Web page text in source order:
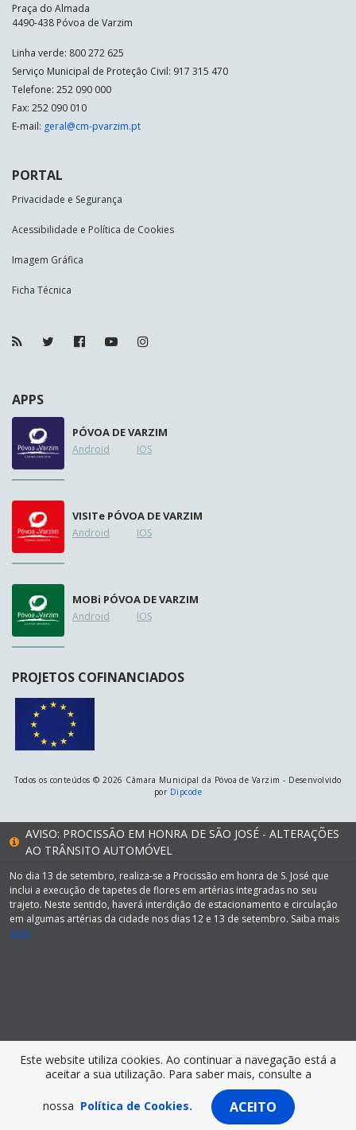
Praça do Almada
4490-438 Póvoa de Varzim
Linha verde: 800 272 625
Serviço Municipal de Proteção Civil: 917 315 470
Telefone: 252 090 000
Fax: 252 090 010
E-mail: geral@cm-pvarzim.pt
PORTAL
Privacidade e Segurança
Acessibilidade e Política de Cookies
Imagem Gráfica
Ficha Técnica
APPS
PÓVOA DE VARZIM
Android IOS
VISITe PÓVOA DE VARZIM
Android IOS
MOBi PÓVOA DE VARZIM
Android IOS
PROJETOS COFINANCIADOS
Todos os conteúdos © 2026 Câmara Municipal da Póvoa de Varzim - Desenvolvido
por Dipcode
AVISO: PROCISSÃO EM HONRA DE SÃO JOSÉ - ALTERAÇÕES
AO TRÂNSITO AUTOMÓVEL
No dia 13 de setembro, realiza-se a Procissão em honra de S. José que
inclui a execução de tapetes de flores em artérias integradas no seu
trajeto. Neste sentido, haverá interdição de estacionamento e circulação
em algumas artérias da cidade nos dias 12 e 13 de setembro. Saiba mais
aqui.
Este website utiliza cookies. Ao continuar a navegação está a
aceitar a sua utilização. Para saber mais, consulte a
nossa Política de Cookies. ACEITO